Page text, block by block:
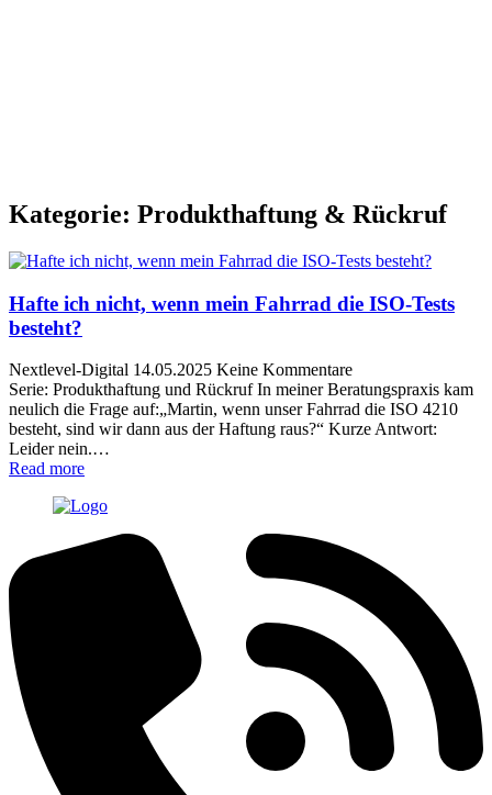
Kategorie: Produkthaftung & Rückruf
Hafte ich nicht, wenn mein Fahrrad die ISO-Tests
besteht?
Nextlevel-Digital 14.05.2025 Keine Kommentare
Serie: Produkthaftung und Rückruf In meiner Beratungspraxis kam
neulich die Frage auf:„Martin, wenn unser Fahrrad die ISO 4210
besteht, sind wir dann aus der Haftung raus?“ Kurze Antwort:
Leider nein.…
Read more